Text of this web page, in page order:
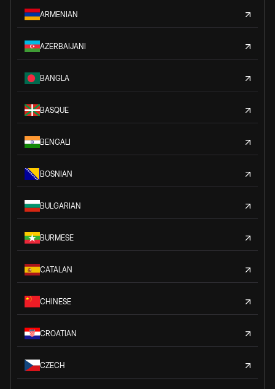
ARMENIAN
AZERBAIJANI
BANGLA
BASQUE
BENGALI
BOSNIAN
BULGARIAN
BURMESE
CATALAN
CHINESE
CROATIAN
CZECH